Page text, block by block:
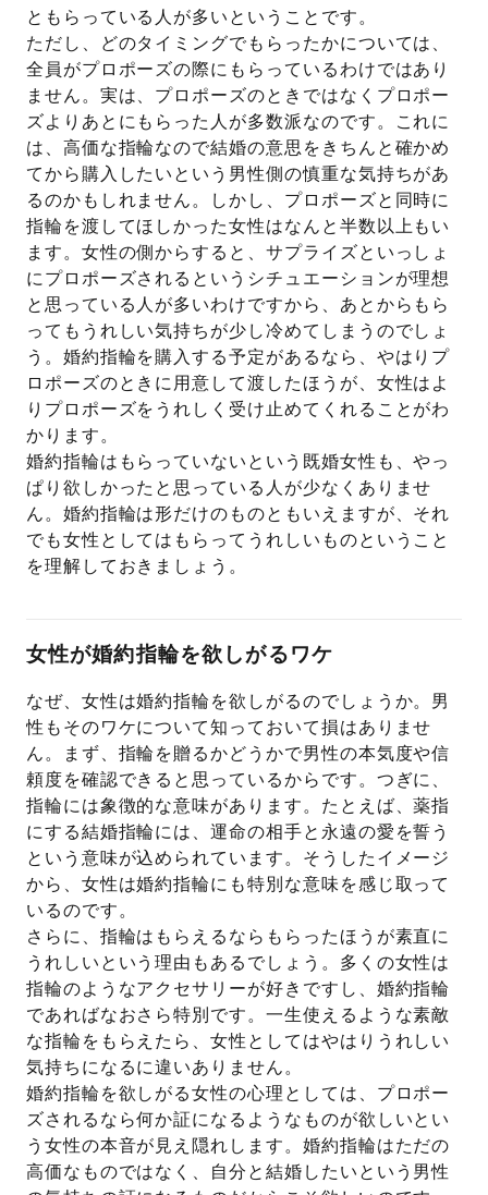
ともらっている人が多いということです。
ただし、どのタイミングでもらったかについては、
全員がプロポーズの際にもらっているわけではあり
ません。実は、プロポーズのときではなくプロポー
ズよりあとにもらった人が多数派なのです。これに
は、高価な指輪なので結婚の意思をきちんと確かめ
てから購入したいという男性側の慎重な気持ちがあ
るのかもしれません。しかし、プロポーズと同時に
指輪を渡してほしかった女性はなんと半数以上もい
ます。女性の側からすると、サプライズといっしょ
にプロポーズされるというシチュエーションが理想
と思っている人が多いわけですから、あとからもら
ってもうれしい気持ちが少し冷めてしまうのでしょ
う。婚約指輪を購入する予定があるなら、やはりプ
ロポーズのときに用意して渡したほうが、女性はよ
りプロポーズをうれしく受け止めてくれることがわ
かります。
婚約指輪はもらっていないという既婚女性も、やっ
ぱり欲しかったと思っている人が少なくありませ
ん。婚約指輪は形だけのものともいえますが、それ
でも女性としてはもらってうれしいものということ
を理解しておきましょう。
女性が婚約指輪を欲しがるワケ
なぜ、女性は婚約指輪を欲しがるのでしょうか。男
性もそのワケについて知っておいて損はありませ
ん。まず、指輪を贈るかどうかで男性の本気度や信
頼度を確認できると思っているからです。つぎに、
指輪には象徴的な意味があります。たとえば、薬指
にする結婚指輪には、運命の相手と永遠の愛を誓う
という意味が込められています。そうしたイメージ
から、女性は婚約指輪にも特別な意味を感じ取って
いるのです。
さらに、指輪はもらえるならもらったほうが素直に
うれしいという理由もあるでしょう。多くの女性は
指輪のようなアクセサリーが好きですし、婚約指輪
であればなおさら特別です。一生使えるような素敵
な指輪をもらえたら、女性としてはやはりうれしい
気持ちになるに違いありません。
婚約指輪を欲しがる女性の心理としては、プロポー
ズされるなら何か証になるようなものが欲しいとい
う女性の本音が見え隠れします。婚約指輪はただの
高価なものではなく、自分と結婚したいという男性